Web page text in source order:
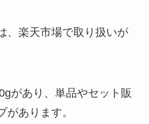
、楽天市場で取り扱いが
があり、単品やセット販
あります。